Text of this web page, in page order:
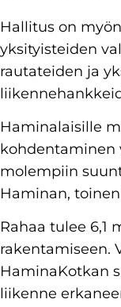
Hallitus on
yksityisteiden
rautateiden ja
Haminalaisille
kohdentaminen
molempiin
Haminan,
Rahaa tulee 6,1
rakentamiseen.
HaminaKotkan
liikenne